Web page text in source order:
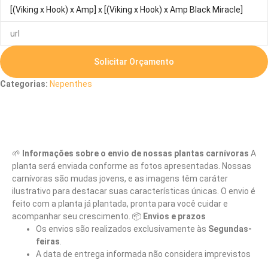
Solicitar Orçamento
Categorias: Nepenthes
🌱 Informações sobre o envio de nossas plantas carnívoras A
planta será enviada conforme as fotos apresentadas. Nossas
carnívoras são mudas jovens, e as imagens têm caráter
ilustrativo para destacar suas características únicas. O envio é
feito com a planta já plantada, pronta para você cuidar e
acompanhar seu crescimento. 📦 Envios e prazos
Os envios são realizados exclusivamente às Segundas-
feiras.
A data de entrega informada não considera imprevistos